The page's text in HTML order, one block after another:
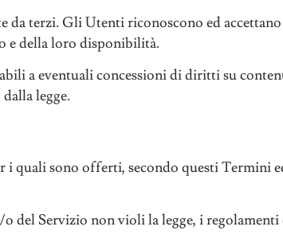
da terzi. Gli Utenti riconoscono ed
e della loro disponibilità.
a eventuali concessioni di diritti su
legge.
quali sono offerti, secondo questi Termini
o del Servizio non violi la legge, i